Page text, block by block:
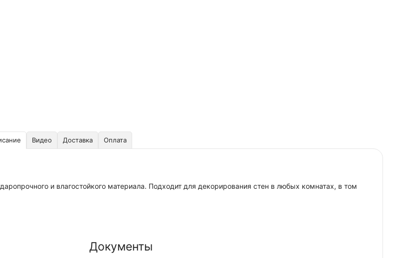
Видео Доставка Оплата
и влагостойкого материала. Подходит для декорирования стен в любых комнатах, в том
Документы